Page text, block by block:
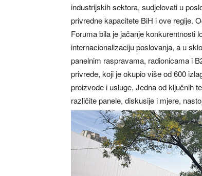
industrijskih sektora, sudjelovati u
privredne kapacitete BiH i ove regije.
Foruma bila je jačanje konkurentnosti
internacionalizaciju poslovanja, a u
panelnim raspravama, radionicama i
privrede, koji je okupio više od 600
proizvode i usluge. Jedna od ključnih
različite panele, diskusije i mjere,